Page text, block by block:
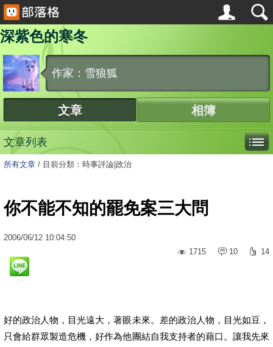
深紫色的寒冬
作家：雪狼狐
文章 相簿
文章列表
所有文章 / 目前分類：時事評論|政治
你不能不知的罷免案三大問
2006/06/12 10:04:50
1715
10 14
好的政治人物，目光遠大，著眼未來。差的政治人物，目光如豆，
只會給群眾製造危機，好作為他團結自我支持者的藉口。讓我先來